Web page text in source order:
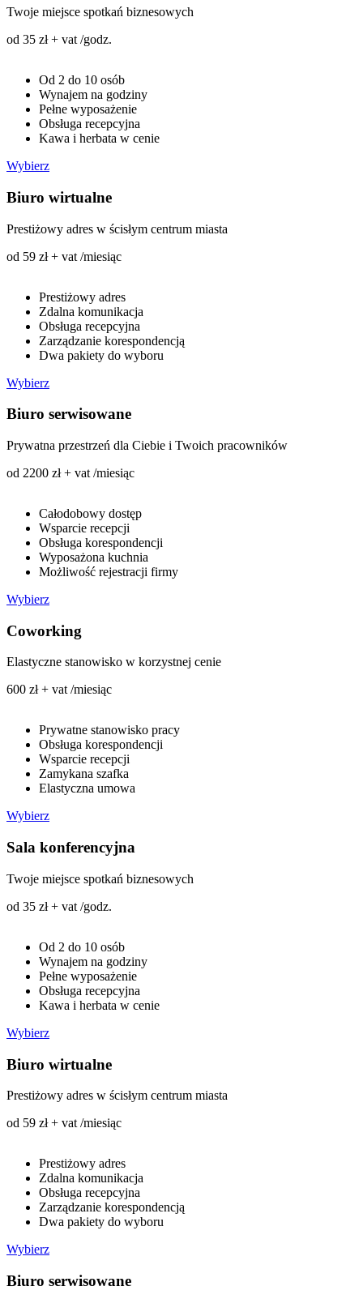
Twoje miejsce spotkań biznesowych
od 35 zł + vat /godz.
Od 2 do 10 osób
Wynajem na godziny
Pełne wyposażenie
Obsługa recepcyjna
Kawa i herbata w cenie
Wybierz
Biuro wirtualne
Prestiżowy adres w ścisłym centrum miasta
od 59 zł + vat /miesiąc
Prestiżowy adres
Zdalna komunikacja
Obsługa recepcyjna
Zarządzanie korespondencją
Dwa pakiety do wyboru
Wybierz
Biuro serwisowane
Prywatna przestrzeń dla Ciebie i Twoich pracowników
od 2200 zł + vat /miesiąc
Całodobowy dostęp
Wsparcie recepcji
Obsługa korespondencji
Wyposażona kuchnia
Możliwość rejestracji firmy
Wybierz
Coworking
Elastyczne stanowisko w korzystnej cenie
600 zł + vat /miesiąc
Prywatne stanowisko pracy
Obsługa korespondencji
Wsparcie recepcji
Zamykana szafka
Elastyczna umowa
Wybierz
Sala konferencyjna
Twoje miejsce spotkań biznesowych
od 35 zł + vat /godz.
Od 2 do 10 osób
Wynajem na godziny
Pełne wyposażenie
Obsługa recepcyjna
Kawa i herbata w cenie
Wybierz
Biuro wirtualne
Prestiżowy adres w ścisłym centrum miasta
od 59 zł + vat /miesiąc
Prestiżowy adres
Zdalna komunikacja
Obsługa recepcyjna
Zarządzanie korespondencją
Dwa pakiety do wyboru
Wybierz
Biuro serwisowane